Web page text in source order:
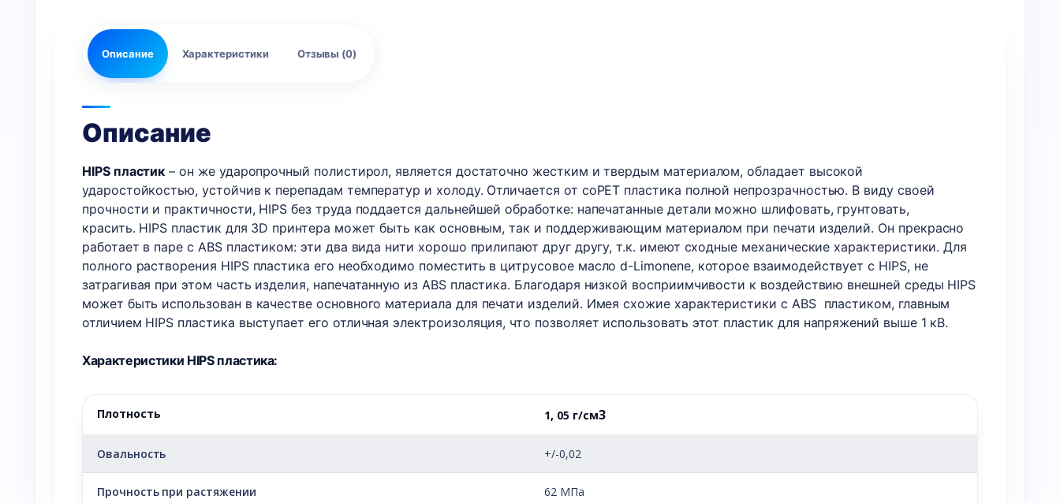
Описание Характеристики Отзывы (0)
Описание
HIPS пластик – он же ударопрочный полистирол, является достаточно жестким и твердым материалом, обладает высокой
ударостойкостью, устойчив к перепадам температур и холоду. Отличается от coPET пластика полной непрозрачностью. В виду своей
прочности и практичности, HIPS без труда поддается дальнейшей обработке: напечатанные детали можно шлифовать, грунтовать,
красить. HIPS пластик для 3D принтера может быть как основным, так и поддерживающим материалом при печати изделий. Он прекрасно
работает в паре с ABS пластиком: эти два вида нити хорошо прилипают друг другу, т.к. имеют сходные механические характеристики. Для
полного растворения HIPS пластика его необходимо поместить в цитрусовое масло d-Limonene, которое взаимодействует с HIPS, не
затрагивая при этом часть изделия, напечатанную из ABS пластика. Благодаря низкой восприимчивости к воздействию внешней среды HIPS
может быть использован в качестве основного материала для печати изделий. Имея схожие характеристики с ABS пластиком, главным
отличием HIPS пластика выступает его отличная электроизоляция, что позволяет использовать этот пластик для напряжений выше 1 кВ.
Характеристики HIPS пластика:
Плотность 1, 05 г/см3
Овальность +/-0,02
Прочность при растяжении 62 МПа